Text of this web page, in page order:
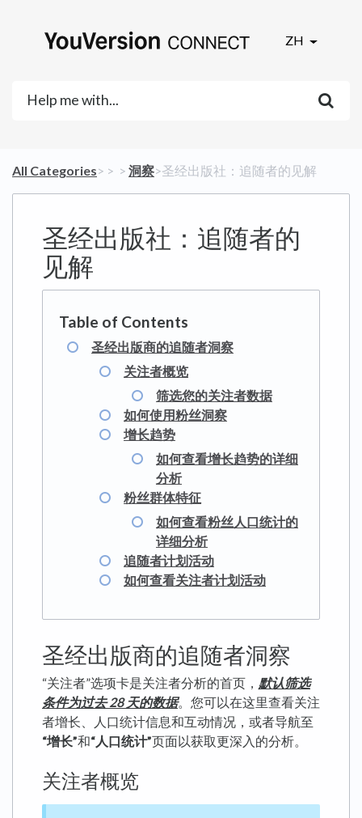
ZH
All Categories​>​ ​ > ​ ​ > ​ ​洞察​>​ 圣经出版社：追随者的见解
圣经出版社：追随者的
见解
圣经出版商的追随者洞察
关注者概览
筛选您的关注者数据
如何使用粉丝洞察
增长趋势
如何查看增长趋势的详细
分析
粉丝群体特征
如何查看粉丝人口统计的
详细分析
追随者计划活动
如何查看关注者计划活动
圣经出版商的追随者洞察
“关注者”选项卡是关注者分析的首页， 默认筛选
条件为过去 28 天的数据。您可以在这里查看关注
者增长、人口统计信息和互动情况，或者导航至
“增长”和“人口统计”页面以获取更深入的分析。
关注者概览